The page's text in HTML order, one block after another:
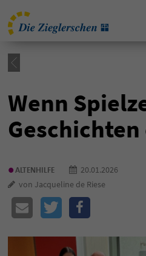
Wenn
•ALTENHILFE
20.01.2026
von Jacqueline de Riese